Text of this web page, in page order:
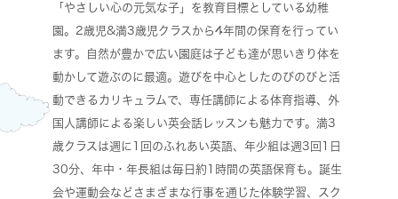
「やさしい心の元気な子」を教育目標としている幼稚
園。2歳児&満3歳児クラスから4年間の保育を行ってい
ます。自然が豊かで広い園庭は子ども達が思いきり体を
動かして遊ぶのに最適。遊びを中心としたのびのびと活
動できるカリキュラムで、専任講師による体育指導、外
国人講師による楽しい英会話レッスンも魅力です。満3
歳クラスは週に1回のふれあい英語、年少組は週3回1日
30分、年中・年長組は毎日約1時間の英語保育も。誕生
会や運動会などさまざまな行事を通じた体験学習、スク